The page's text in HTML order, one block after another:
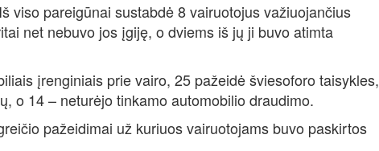
viso pareigūnai sustabdė 8 vairuotojus važiuojančius
net nebuvo jos įgiję, o dviems iš jų ji buvo atimta
įrenginiais prie vairo, 25 pažeidė šviesoforo taisykles,
o 14 – neturėjo tinkamo automobilio draudimo.
pažeidimai už kuriuos vairuotojams buvo paskirtos